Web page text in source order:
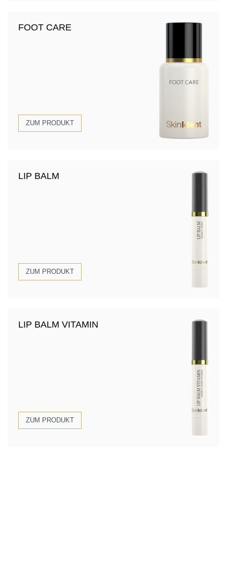
FOOT CARE
ZUM PRODUKT
LIP BALM
ZUM PRODUKT
LIP BALM VITAMIN
ZUM PRODUKT